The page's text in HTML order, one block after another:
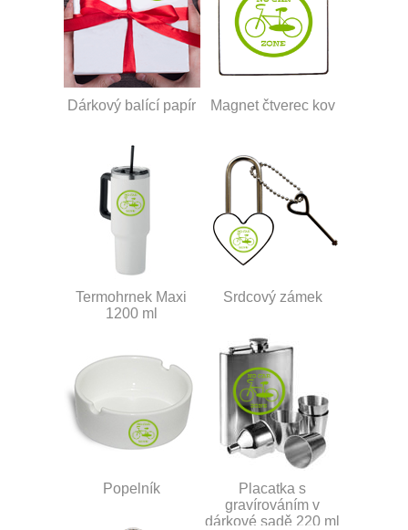
Dárkový balící papír Magnet čtverec kov
Termohrnek Maxi
1200 ml
Srdcový zámek
Popelník
Placatka s
gravírováním v
dárkové sadě 220 ml